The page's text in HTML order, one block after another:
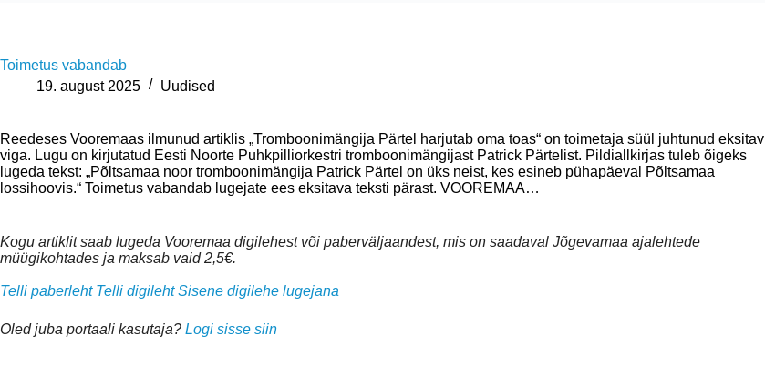
Toimetus vabandab
19. august 2025
Uudised
Reedeses Vooremaas ilmunud artiklis „Tromboonimängija Pärtel harjutab oma toas“ on toimetaja süül juhtunud eksitav
viga. Lugu on kirjutatud Eesti Noorte Puhkpilliorkestri tromboonimängijast Patrick Pärtelist. Pildiallkirjas tuleb õigeks
lugeda tekst: „Põltsamaa noor tromboonimängija Patrick Pärtel on üks neist, kes esineb pühapäeval Põltsamaa
lossihoovis.“ Toimetus vabandab lugejate ees eksitava teksti pärast. VOOREMAA…
Kogu artiklit saab lugeda Vooremaa digilehest või paberväljaandest, mis on saadaval Jõgevamaa ajalehtede
müügikohtades ja maksab vaid 2,5€.
Telli paberleht Telli digilehtSisene digilehe lugejana
Oled juba portaali kasutaja? Logi sisse siin